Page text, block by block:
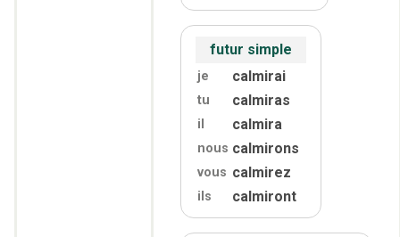
futur simple
je calmirai
tu calmiras
il calmira
nous calmirons
vous calmirez
ils calmiront